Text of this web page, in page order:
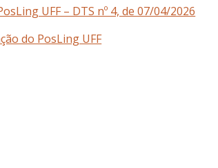
UFF – DTS nº 4, de 07/04/2026
do PosLing UFF